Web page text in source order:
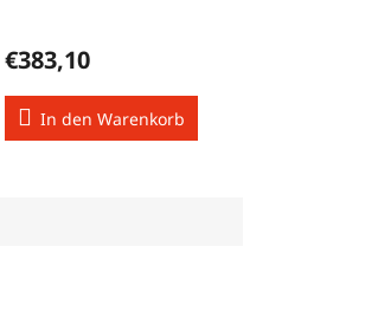
€383,10
In den Warenkorb